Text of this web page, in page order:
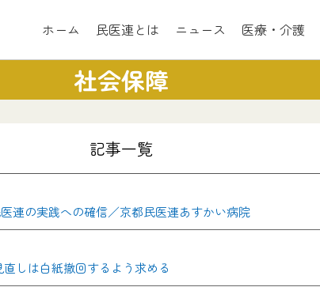
ホーム 民医連とは ニュース 医療・介護
社会保障
記事一覧
の実践への確信／京都民医連あすかい病院
直しは白紙撤回するよう求める